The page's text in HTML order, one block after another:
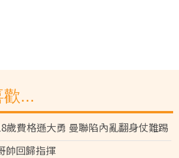
...
歲費格遜大勇 曼聯陷內亂翻身仗難踢
帥回歸指揮